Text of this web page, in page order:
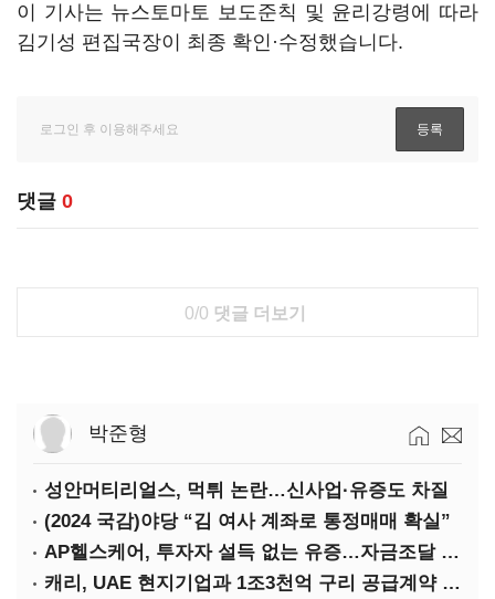
이 기사는 뉴스토마토 보도준칙 및 윤리강령에 따라
김기성 편집국장이 최종 확인·수정했습니다.
댓글 0
0/0 댓글 더보기
박준형
성안머티리얼스, 먹튀 논란…신사업·유증도 차질
(2024 국감)야당 “김 여사 계좌로 통정매매 확실”
AP헬스케어, 투자자 설득 없는 유증…자금조달 ‘빨간불’
캐리, UAE 현지기업과 1조3천억 구리 공급계약 체결